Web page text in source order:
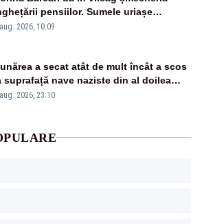
pensiilor. Sumele uriașe
de fiecare român
2026, 10:09
a secat atât de mult încât a scos
suprafață nave naziste din al doilea
mondial
2026, 23:10